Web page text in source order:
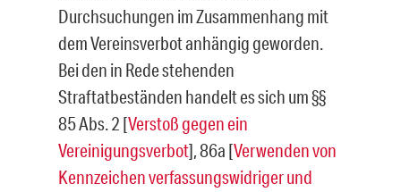
Durchsuchungen im Zusammenhang mit
dem Vereinsverbot anhängig geworden.
Bei den in Rede stehenden
Straftatbeständen handelt es sich um §§
85 Abs. 2 [Verstoß gegen ein
Vereinigungsverbot], 86a [Verwenden von
Kennzeichen verfassungswidriger und